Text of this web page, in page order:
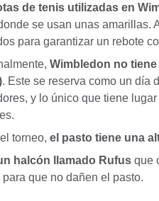
de tenis utilizadas en
se usan unas amarillas.
para garantizar un rebote
Wimbledon no
. Este se reserva como un día
y lo único que tiene
torneo, el pasto tiene una
halcón llamado Rufus que
para que no dañen el pasto.